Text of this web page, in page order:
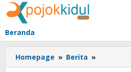
Lewati
ke
konten
Beranda
Homepage » Berita »
dan